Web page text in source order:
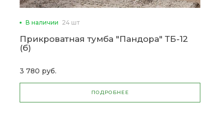
В наличии 24 шт
Прикроватная тумба "Пандора" ТБ-12
(б)
3 780 руб.
ПОДРОБНЕЕ